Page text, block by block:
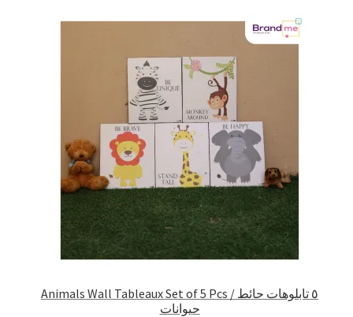
Animals Wall Tableaux Set of 5 Pcs / ٥ تابلوهات حائط
حيوانات